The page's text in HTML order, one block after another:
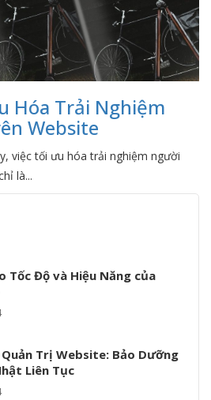
Hóa Trải Nghiệm
Website
việc tối ưu hóa trải nghiệm người
là...
Tốc Độ và Hiệu Năng của
Trị Website: Bảo Dưỡng
Liên Tục